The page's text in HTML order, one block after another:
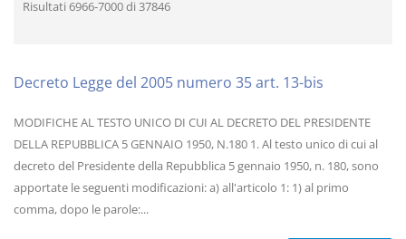
Risultati 6966-7000di 37846
Decreto Legge del 2005 numero 35 art. 13-bis
MODIFICHE AL TESTO UNICO DI CUI AL DECRETO DEL PRESIDENTE
DELLA REPUBBLICA 5 GENNAIO 1950, N.180 1. Al testo unico di cui al
decreto del Presidente della Repubblica 5 gennaio 1950, n. 180, sono
apportate le seguenti modificazioni: a) all'articolo 1: 1) al primo
comma, dopo le parole:...